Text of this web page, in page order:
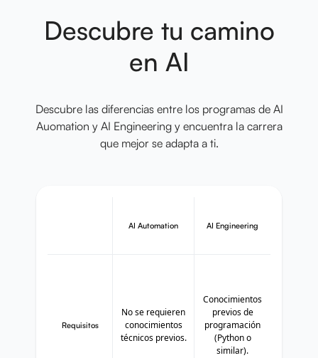
Descubre tu camino
en AI
Descubre las diferencias entre los programas de AI
Auomation y AI Engineering y encuentra la carrera
que mejor se adapta a ti.
AI Automation AI Engineering
Requisitos
No se requieren
conocimientos
técnicos previos.
Conocimientos
previos de
programación
(Python o
similar).